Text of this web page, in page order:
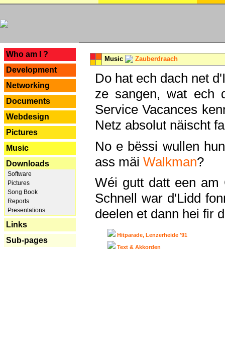
Who am I ?
Development
Networking
Documents
Webdesign
Pictures
Music
Downloads
Software
Pictures
Song Book
Reports
Presentations
Links
Sub-pages
Music Zauberdraach
Do hat ech dach net
ze sangen, wat ech
Service Vacances
Netz absolut näischt
No e bëssi wullen
ass mäi Walkman?
Wéi gutt datt een am
Schnell war d'Lidd
deelen et dann hei fir
Hitparade, Lenzerheide '91
Text & Akkorden